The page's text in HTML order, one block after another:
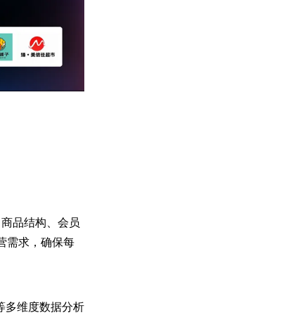
品结构、会员
需求，确保每
多维度数据分析